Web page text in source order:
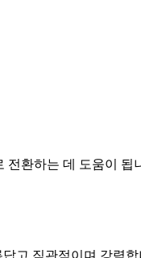
전환하는 데 도움이